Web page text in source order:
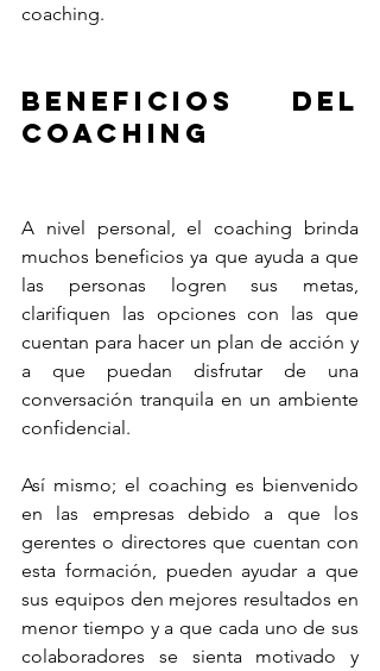
coaching.
beneficios del
coaching
A nivel personal, el coaching brinda
muchos beneficios ya que ayuda a que
las personas logren sus metas,
clarifiquen las opciones con las que
cuentan para hacer un plan de acción y
a que puedan disfrutar de una
conversación tranquila en un ambiente
confidencial.
Así mismo; el coaching es bienvenido
en las empresas debido a que los
gerentes o directores que cuentan con
esta formación, pueden ayudar a que
sus equipos den mejores resultados en
menor tiempo y a que cada uno de sus
colaboradores se sienta motivado y